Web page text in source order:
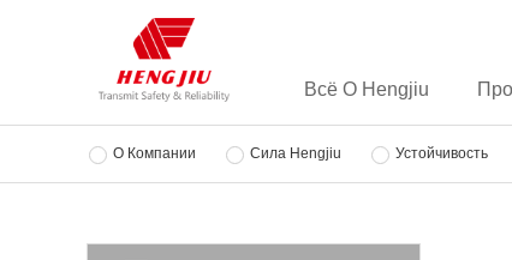
Всё О Hengjiu
О Компании Сила Hengjiu Устойчивость